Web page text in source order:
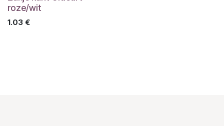
roze/wit
1.03 €